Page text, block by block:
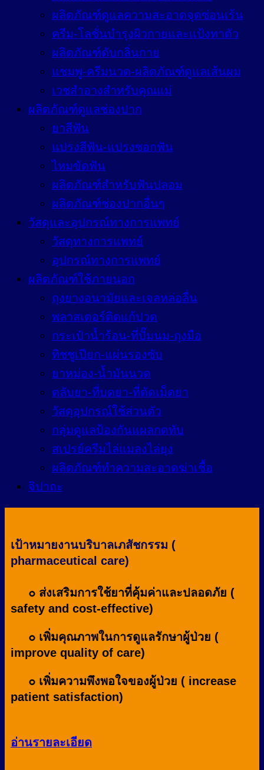
ผลิตภัณฑ์ดูแลความสะอาดจุดซ่อนเร้น
ครีม-โลชั่นบำรุงผิวกายและแป้งทาตัว
ผลิตภัณฑ์ดับกลิ่นกาย
แชมพู-ครีมนวด-ผลิตภัณฑ์ดูแลเส้นผม
เวชสำอางสำหรับคุณแม่
ผลิตภัณฑ์ดูแลช่องปาก
ยาสีฟัน
แปรงสีฟัน-แปรงซอกฟัน
ไหมขัดฟัน
ผลิตภัณฑ์สำหรับฟันปลอม
ผลิตภัณฑ์ช่องปากอื่นๆ
วัสดุและอุปกรณ์ทางการแพทย์
วัสดุทางการแพทย์
อุปกรณ์ทางการแพทย์
ผลิตภัณฑ์ใช้ภายนอก
ถุงยางอนามัยและเจลหล่อลื่น
พลาสเตอร์ติดแก้ปวด
กระเป๋าน้ำร้อน-ที่ปั๊มนม-ถุงมือ
ทิชชูเปียก-แผ่นรองซับ
ยาหม่อง-น้ำมันนวด
ตลับยา-ที่บดยา-ที่ตัดเม็ดยา
วัสดุอุปกรณ์ใช้ส่วนตัว
กลุ่มดูแลป้องกันแผลกดทับ
สเปรย์ครีมไล่แมลงไล่ยุง
ผลิตภัณฑ์ทำความสะอาดฆ่าเชื้อ
จิปาถะ
เป้าหมายงานบริบาลเภสัชกรรม (
pharmaceutical care)
๐ ส่งเสริมการใช้ยาที่คุ้มค่าและปลอดภัย (
safety and cost-effective)
๐ เพิ่มคุณภาพในการดูแลรักษาผู้ป่วย (
improve quality of care)
๐ เพิ่มความพึงพอใจของผู้ป่วย ( increase
patient satisfaction)
อ่านรายละเอียด